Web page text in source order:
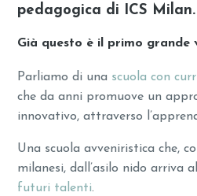
pedagogica di ICS Milan.
Già questo è il primo grande
Parliamo di una scuola con
che da anni promuove un
innovativo, attraverso
Una scuola avveniristica che,
milanesi, dall’asilo nido arriva
futuri talenti.